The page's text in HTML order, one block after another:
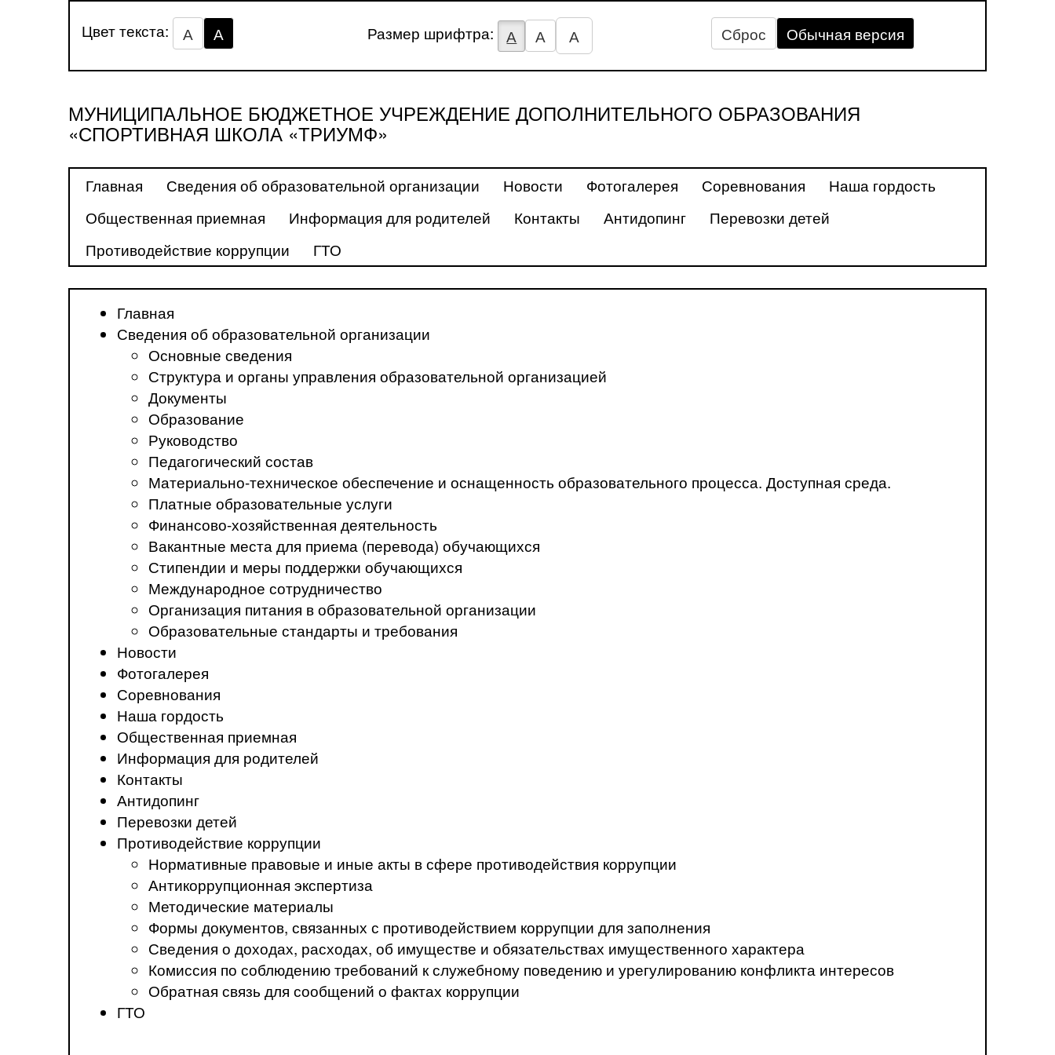
Цвет текста: А А Размер шрифтра: А А А Сброс Обычная версия
МУНИЦИПАЛЬНОЕ БЮДЖЕТНОЕ УЧРЕЖДЕНИЕ ДОПОЛНИТЕЛЬНОГО ОБРАЗОВАНИЯ
«СПОРТИВНАЯ ШКОЛА «ТРИУМФ»
Главная Сведения об образовательной организации Новости Фотогалерея Соревнования
Наша гордость
Общественная приемная
Информация для родителей Контакты Антидопинг
Перевозки детей
Противодействие коррупции
ГТО
Главная
Сведения об образовательной организации
Основные сведения
Структура и органы управления образовательной организацией
Документы
Образование
Руководство
Педагогический состав
Материально-техническое обеспечение и оснащенность образовательного процесса. Доступная среда.
Платные образовательные услуги
Финансово-хозяйственная деятельность
Вакантные места для приема (перевода) обучающихся
Стипендии и меры поддержки обучающихся
Международное сотрудничество
Организация питания в образовательной организации
Образовательные стандарты и требования
Новости
Фотогалерея
Соревнования
Наша гордость
Общественная приемная
Информация для родителей
Контакты
Антидопинг
Перевозки детей
Противодействие коррупции
Нормативные правовые и иные акты в сфере противодействия коррупции
Антикоррупционная экспертиза
Методические материалы
Формы документов, связанных с противодействием коррупции для заполнения
Сведения о доходах, расходах, об имуществе и обязательствах имущественного характера
Комиссия по соблюдению требований к служебному поведению и урегулированию конфликта интересов
Обратная связь для сообщений о фактах коррупции
ГТО